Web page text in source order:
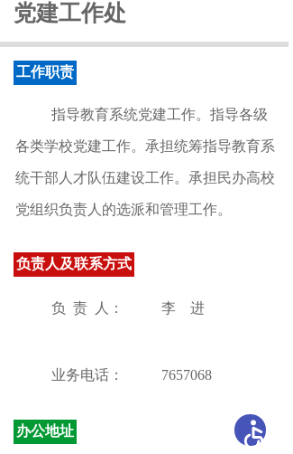
党建工作处
工作职责
指导教育系统党建工作。 指导各级
各类学校党建工作。承担统筹指导教育系
统干部人才队伍建设工作。 承担民办高校
党组织负责人的选派和管理工作。
负责人及联系方式
负 责 人： 李 进
业务电话： 7657068
办公地址